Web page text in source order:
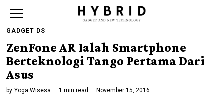
GADGET DS
ZenFone AR Ialah Smartphone
Berteknologi Tango Pertama Dari
Asus
by Yoga Wisesa 1 min read November 15, 2016